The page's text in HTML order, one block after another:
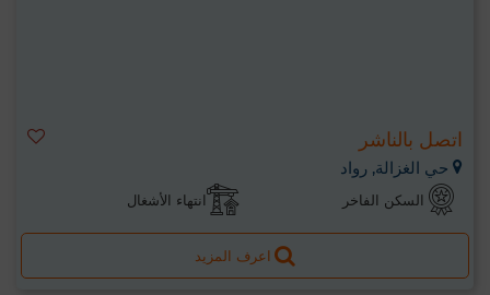
اتصل بالناشر
حي الغزالة, رواد
السكن الفاخر انتهاء الأشغال
اعرف المزيد